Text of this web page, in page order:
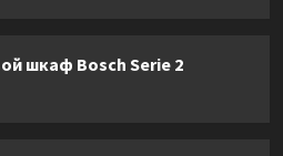
шкаф Bosch Serie 2